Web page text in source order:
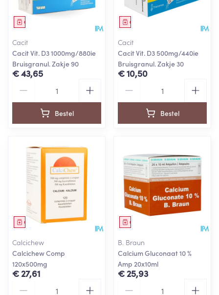
Geneesmiddel
Cacit
Cacit Vit. D3 1000mg/880ie
Bruisgranul. Zakje 90
€ 43,65
Bestel
Geneesmiddel
Cacit
Cacit Vit. D3 500mg/440ie
Bruisgranul. Zakje 30
€ 10,50
Bestel
Geneesmiddel
Calcichew
Calcichew Comp
120x500mg
€ 27,61
Geneesmiddel
B. Braun
Calcium Gluconaat 10 %
Amp 20x10ml
€ 25,93